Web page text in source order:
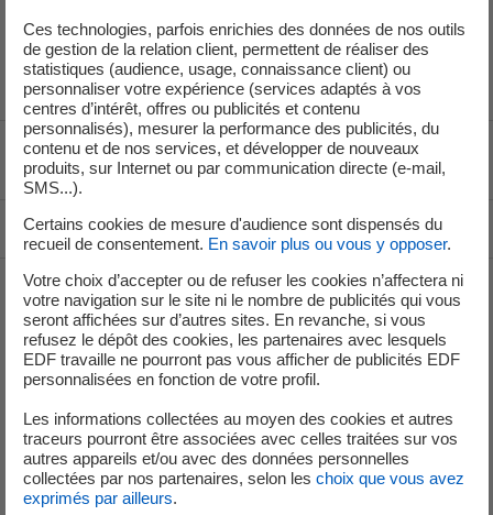
L’unité de production n°2 est, quant à elle, connectée au réseau
électrique national.
Voir le fil d'ariane
Haut de page
Groupe
Je déménage
Faire des économies d’énergie
Décarboner vos territoires
Ces technologies, parfois enrichies des données de nos outils
de gestion de la relation client, permettent de réaliser des
statistiques (audience, usage, connaissance client) ou
personnaliser votre expérience (services adaptés à vos
centres d’intérêt, offres ou publicités et contenu
personnalisés), mesurer la performance des publicités, du
contenu et de nos services, et développer de nouveaux
produits, sur Internet ou par communication directe (e-mail,
SMS...).
Certains cookies de mesure d'audience sont dispensés du
recueil de consentement. En savoir plus ou vous y opposer.
Votre choix d’accepter ou de refuser les cookies n’affectera ni
votre navigation sur le site ni le nombre de publicités qui vous
seront affichées sur d’autres sites. En revanche, si vous
refusez le dépôt des cookies, les partenaires avec lesquels
EDF travaille ne pourront pas vous afficher de publicités EDF
personnalisées en fonction de votre profil.
Les informations collectées au moyen des cookies et autres
traceurs pourront être associées avec celles traitées sur vos
autres appareils et/ou avec des données personnelles
collectées par nos partenaires, selon les choix que vous avez
exprimés par ailleurs.